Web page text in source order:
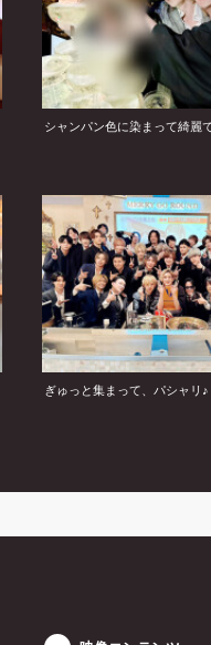
シャンパン色に染まって綺麗
ぎゅっと集まって、パシャリ♪